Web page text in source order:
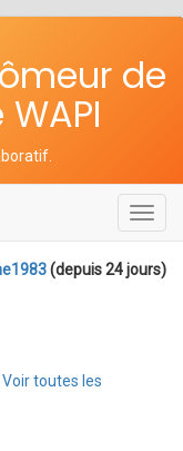
de
(depuis 24 jours)
Voir toutes les